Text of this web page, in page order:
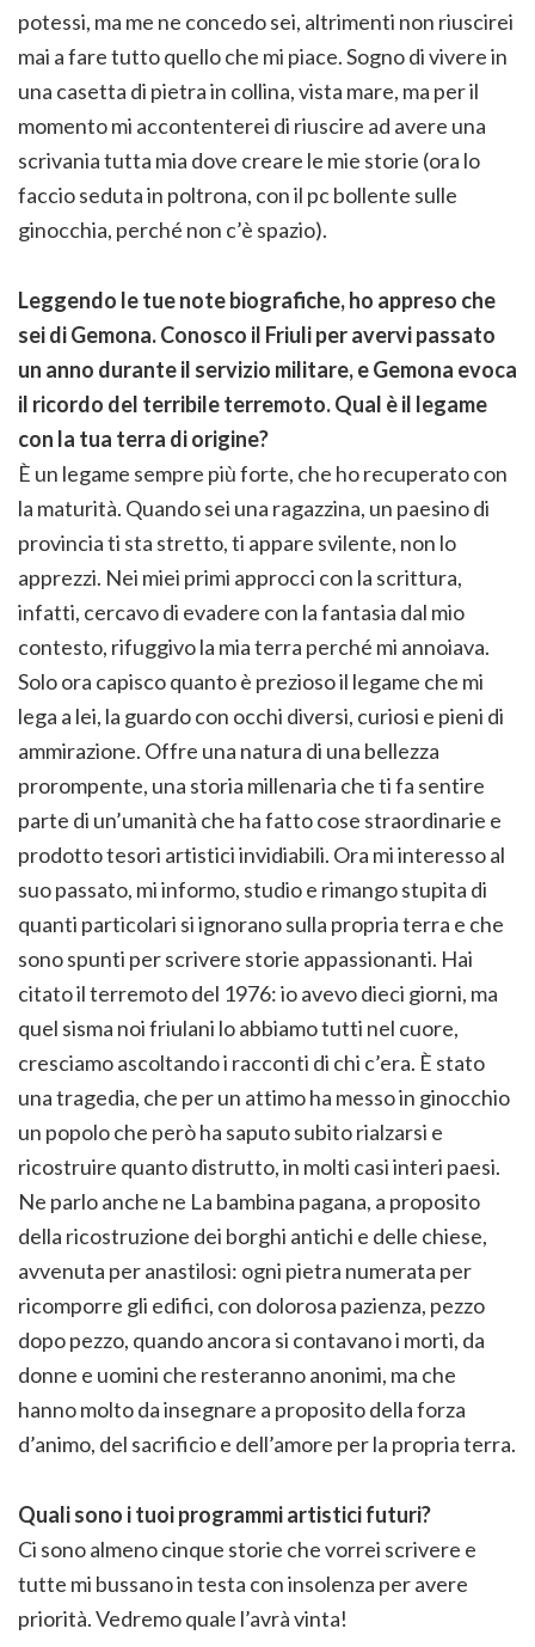
potessi, ma me ne concedo sei, altrimenti non riuscirei
mai a fare tutto quello che mi piace. Sogno di vivere in
una casetta di pietra in collina, vista mare, ma per il
momento mi accontenterei di riuscire ad avere una
scrivania tutta mia dove creare le mie storie (ora lo
faccio seduta in poltrona, con il pc bollente sulle
ginocchia, perché non c’è spazio).
Leggendo le tue note biografiche, ho appreso che
sei di Gemona. Conosco il Friuli per avervi passato
un anno durante il servizio militare, e Gemona evoca
il ricordo del terribile terremoto. Qual è il legame
con la tua terra di origine?
È un legame sempre più forte, che ho recuperato con
la maturità. Quando sei una ragazzina, un paesino di
provincia ti sta stretto, ti appare svilente, non lo
apprezzi. Nei miei primi approcci con la scrittura,
infatti, cercavo di evadere con la fantasia dal mio
contesto, rifuggivo la mia terra perché mi annoiava.
Solo ora capisco quanto è prezioso il legame che mi
lega a lei, la guardo con occhi diversi, curiosi e pieni di
ammirazione. Offre una natura di una bellezza
prorompente, una storia millenaria che ti fa sentire
parte di un’umanità che ha fatto cose straordinarie e
prodotto tesori artistici invidiabili. Ora mi interesso al
suo passato, mi informo, studio e rimango stupita di
quanti particolari si ignorano sulla propria terra e che
sono spunti per scrivere storie appassionanti. Hai
citato il terremoto del 1976: io avevo dieci giorni, ma
quel sisma noi friulani lo abbiamo tutti nel cuore,
cresciamo ascoltando i racconti di chi c’era. È stato
una tragedia, che per un attimo ha messo in ginocchio
un popolo che però ha saputo subito rialzarsi e
ricostruire quanto distrutto, in molti casi interi paesi.
Ne parlo anche ne La bambina pagana, a proposito
della ricostruzione dei borghi antichi e delle chiese,
avvenuta per anastilosi: ogni pietra numerata per
ricomporre gli edifici, con dolorosa pazienza, pezzo
dopo pezzo, quando ancora si contavano i morti, da
donne e uomini che resteranno anonimi, ma che
hanno molto da insegnare a proposito della forza
d’animo, del sacrificio e dell’amore per la propria terra.
Quali sono i tuoi programmi artistici futuri?
Ci sono almeno cinque storie che vorrei scrivere e
tutte mi bussano in testa con insolenza per avere
priorità. Vedremo quale l’avrà vinta!